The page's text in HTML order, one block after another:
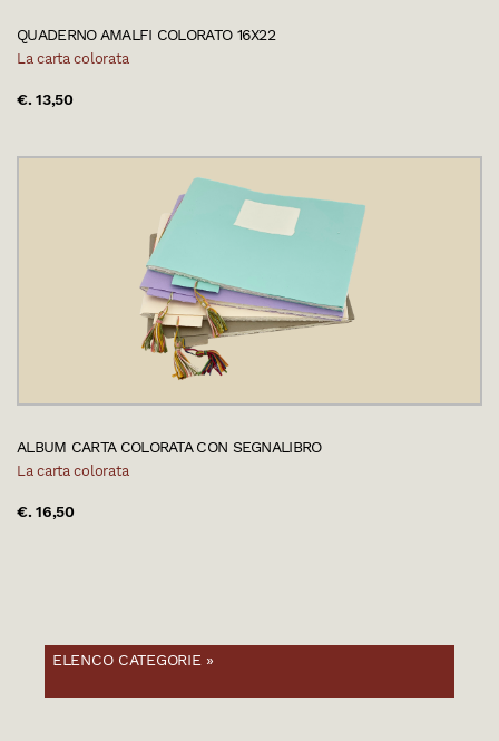
QUADERNO AMALFI COLORATO 16X22
La carta colorata
€. 13,50
ALBUM CARTA COLORATA CON SEGNALIBRO
La carta colorata
€. 16,50
ELENCO CATEGORIE »